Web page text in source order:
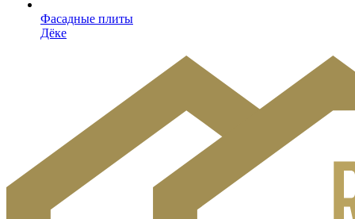
Фасадные плиты
Дёке